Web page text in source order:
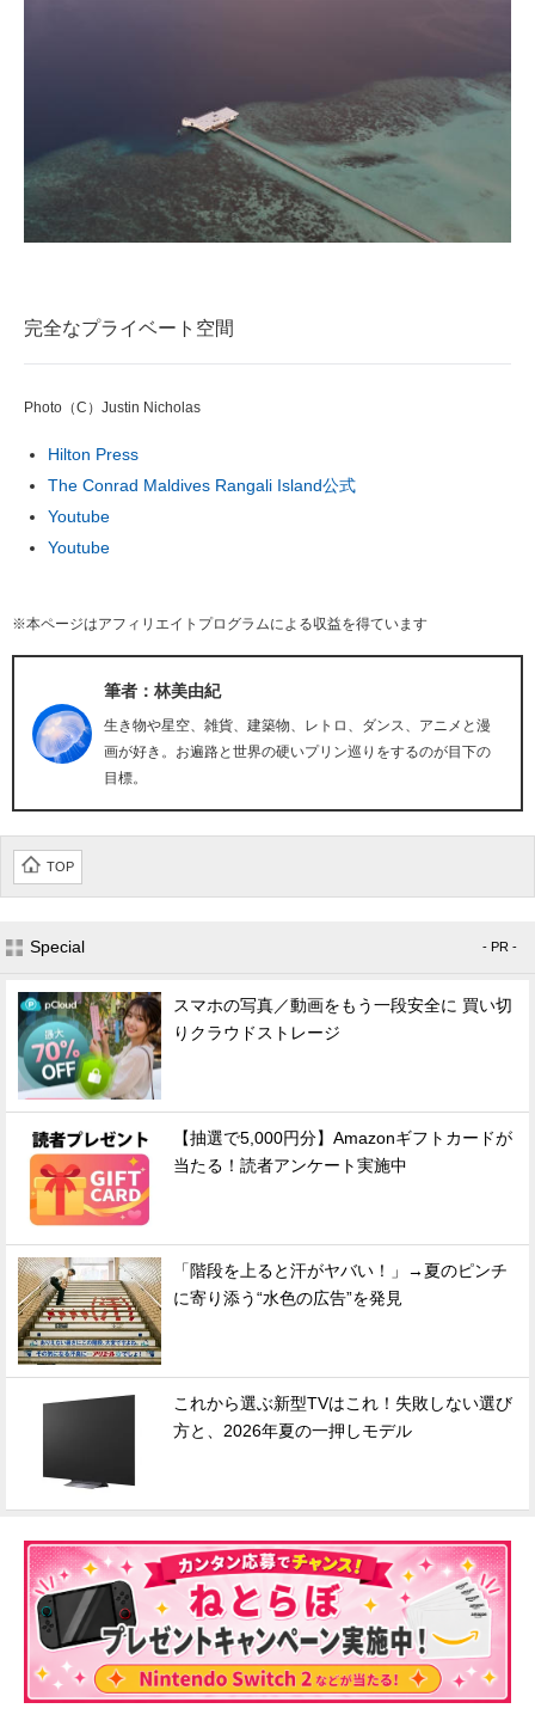
完全なプライベート空間
Photo（C）Justin Nicholas
Hilton Press
The Conrad Maldives Rangali Island公式
Youtube
Youtube
※本ページはアフィリエイトプログラムによる収益を得ています
筆者：林美由紀
生き物や星空、雑貨、建築物、レトロ、ダンス、アニメと漫
画が好き。お遍路と世界の硬いプリン巡りをするのが目下の
目標。
TOP
Special - PR -
スマホの写真／動画をもう一段安全に 買い切
りクラウドストレージ
【抽選で5,000円分】Amazonギフトカードが
当たる！読者アンケート実施中
「階段を上ると汗がヤバい！」→夏のピンチ
に寄り添う“水色の広告”を発見
これから選ぶ新型TVはこれ！失敗しない選び
方と、2026年夏の一押しモデル